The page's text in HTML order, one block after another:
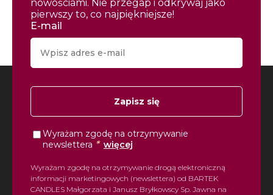
nowościami. Nie przegap i odkrywaj jako
pierwszy to, co najpiękniejsze!
E-mail
Zapisz się
Wyrażam zgodę na otrzymywanie
newslettera * więcej
Wyrażam zgodę na otrzymywanie drogą elektroniczną
informacji marketingowych (newslettera) od BARTEK
CANDLES Małgorzata i Janusz Bryłkowscy Sp. Jawna na